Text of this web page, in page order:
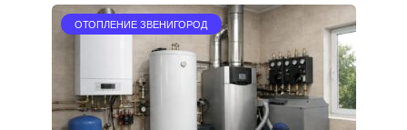
ОТОПЛЕНИЕ ЗВЕНИГОРОД